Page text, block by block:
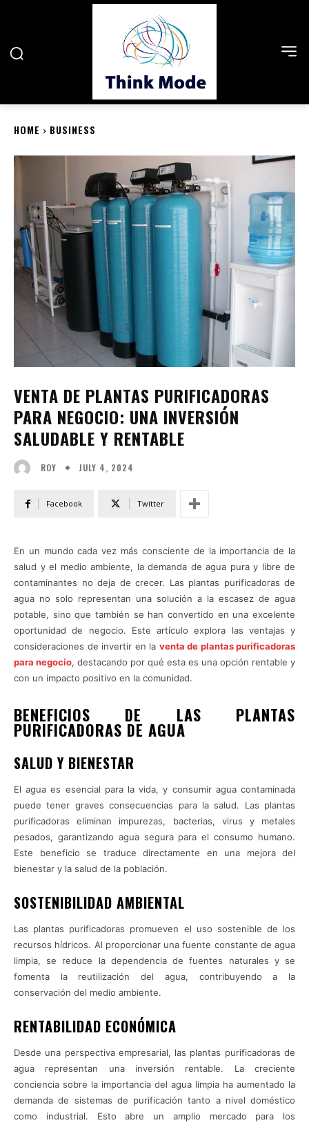
HOME BUSINESS
VENTA DE PLANTAS PURIFICADORAS
PARA NEGOCIO: UNA INVERSIÓN
SALUDABLE Y RENTABLE
ROY JULY 4, 2024
Facebook Twitter
En un mundo cada vez más consciente de la importancia de la
salud y el medio ambiente, la demanda de agua pura y libre de
contaminantes no deja de crecer. Las plantas purificadoras de
agua no solo representan una solución a la escasez de agua
potable, sino que también se han convertido en una excelente
oportunidad de negocio. Este artículo explora las ventajas y
consideraciones de invertir en la venta de plantas purificadoras
para negocio, destacando por qué esta es una opción rentable y
con un impacto positivo en la comunidad.
BENEFICIOS DE LAS PLANTAS
PURIFICADORAS DE AGUA
SALUD Y BIENESTAR
El agua es esencial para la vida, y consumir agua contaminada
puede tener graves consecuencias para la salud. Las plantas
purificadoras eliminan impurezas, bacterias, virus y metales
pesados, garantizando agua segura para el consumo humano.
Este beneficio se traduce directamente en una mejora del
bienestar y la salud de la población.
SOSTENIBILIDAD AMBIENTAL
Las plantas purificadoras promueven el uso sostenible de los
recursos hídricos. Al proporcionar una fuente constante de agua
limpia, se reduce la dependencia de fuentes naturales y se
fomenta la reutilización del agua, contribuyendo a la
conservación del medio ambiente.
RENTABILIDAD ECONÓMICA
Desde una perspectiva empresarial, las plantas purificadoras de
agua representan una inversión rentable. La creciente
conciencia sobre la importancia del agua limpia ha aumentado la
demanda de sistemas de purificación tanto a nivel doméstico
como industrial. Esto abre un amplio mercado para los